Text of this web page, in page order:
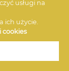
usługi na
ich użycie.
cookies